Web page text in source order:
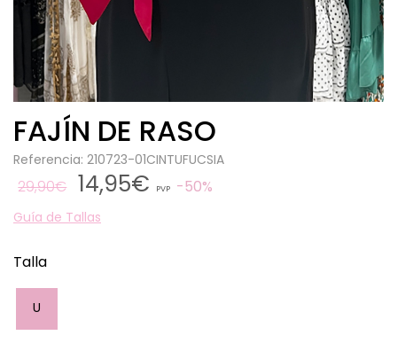
FAJÍN DE RASO
Referencia: 210723-01CINTUFUCSIA
29,90€ 14,95€ PVP 50%
Guía de Tallas
Talla
U